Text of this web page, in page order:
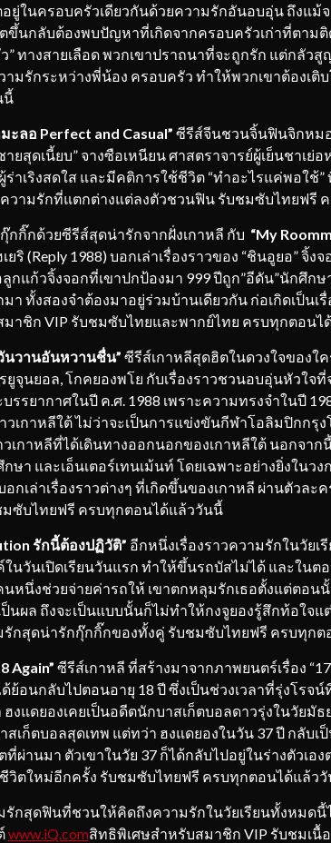
ยู่ในครอบครัวเดียวกันด้วยความรักอันอบอุ่น ถึงแม้
ตขึ้นกลับต้องพบปัญหาที่เกิดจากครอบครัวเก่าที่ตามติ
” ทางสายเลือด พวกเขาปราถนาที่จะถูกรัก แต่กลัว
มรักระหว่างพี่น้อง ครอบครัว ทำให้พวกเขาต้องเ
นี้
ะลอ Perfect and Casual” ซีรีส์จีนชวนจิ้นฟินจิกหม
ยสุดเนี้ยบ” จางซือเหนียน ศาสตราจารย์ผู้เย็นชาเย่
าเริงสดใส และมีคติการใช้ชีวิต “ทำอะไรแค่พอใช้
ความรักที่แตกต่างแต่ลงตัวชวนฟิน รับชมซับไทยฟรี
กกิ๊กด้วยซีรีส์สุดน่ารักจากฝั่งเกาหลี กับ “My
ยริ (Reply 1988) บอกเล่าเรื่องราวของ “ชินอูยอ” จิ้
กแก้วจิ้งจอกที่เขาปกป้องมา 999 ปีถูก”อีดัน”นักศึกษ
า ทั้งสองจำต้องมาอยู่ร่วมบ้านเดียวกัน ก่อเกิดเป็น
มาชิก VIP รับชมซับไทยและพากย์ไทย ครบทุกตอนไ
นวานอันหวานชื่น” ซีรีส์เกาหลีสุดฮิตในดวงใจของใ
ยูจุนยอล, โกคยองพโย กับเรื่องราวชวนอบอุ่นหัวใ
รรยากาศในปี ค.ศ. 1988 เพราะความทรงจำในปี
เกาหลีใต้ ไม่ว่าจะเป็นการแข่งขันกีฬาโอลิมปิกกรุง
เกาหลีที่ได้เดินทางออกนอกของเกาหลีใต้ นอกจา
กษา และเอ็นเตอร์เทนเม้นท์ โดยเฉพาะอย่างยิ่งในว
อกเล่าเรื่องราวต่างๆ ที่เกิดขึ้นของเกาหลี ผ่านตัวละ
ซับไทยฟรี ครบทุกตอนได้แล้ววันนี้
รักนี้ต้องปฏิวัติ” อีกหนึ่งเรื่องราวความรักในวัยเ
ในวันเปิดเรียนวันแรก ทำให้ขึ้นรถบัสไม่ได้ และในต
หนึ่งช่วยจ่ายค่ารถให้ เขาตกหลุมรักเธอตั้งแต่ตอน
ป็นผล ถึงจะเป็นแบบนั้นก็ไม่ทำให้กงจูยองรู้สึกท้อใจ
รักสุดน่ารักกุ๊กกิ๊กของทั้งคู่ รับชมซับไทยฟรี ครบทุก
Again” ซีรีส์เกาหลี ที่สร้างมาจากภาพยนตร์เรื่อง
ย้อนกลับไปตอนอายุ 18 ปี ซึ่งเป็นช่วงเวลาที่รุ่งโรจ
งแดยองเคยเป็นอดีตนักบาสเก็ตบอลดาวรุ่งในวัยมั
สเก็ตบอลสุดเทพ แต่ทว่า ฮงแดยองในวัน 37 ปี กลับ
ที่ผ่านมา ตัวเขาในวัย 37 ก็ได้กลับไปอยู่ในร่างตัวเอ
วิตใหม่อีกครั้ง รับชมซับไทยฟรี ครบทุกตอนได้แล้ว
ดฟินที่ชวนให้คิดถึงความรักในวัยเรียนทั้งหมดนี้ไ
www.iQ.comสิทธิพิเศษสำหรับสมาชิก VIP รับชมเ